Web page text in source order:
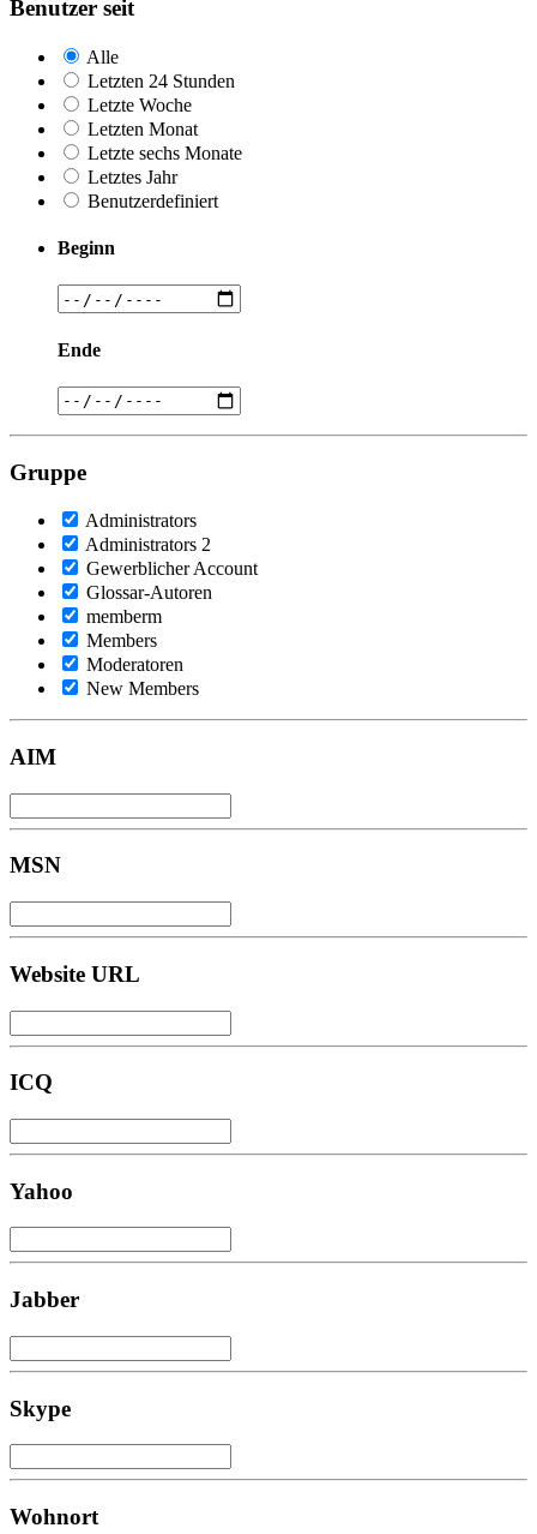
Benutzer seit
Alle
Letzten 24 Stunden
Letzte Woche
Letzten Monat
Letzte sechs Monate
Letztes Jahr
Benutzerdefiniert
Beginn
Ende
Gruppe
Administrators
Administrators 2
Gewerblicher Account
Glossar-Autoren
memberm
Members
Moderatoren
New Members
AIM
MSN
Website URL
ICQ
Yahoo
Jabber
Skype
Wohnort